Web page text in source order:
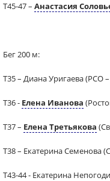
Т45-47 – Анастасия
Бег 200 м:
Т35 – Диана Уригаева (РСО
Т36 - Елена Иванова
Т37 – Елена Третьякова
Т38 – Екатерина Семенова
Т43-44 - Екатерина